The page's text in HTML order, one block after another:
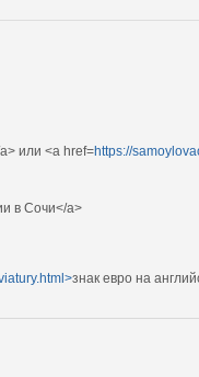
или <a href=https://
в Сочи</a>
знак евро на